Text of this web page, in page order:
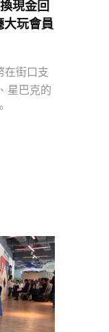
現金回
大玩會員
在街口支
星巴克的